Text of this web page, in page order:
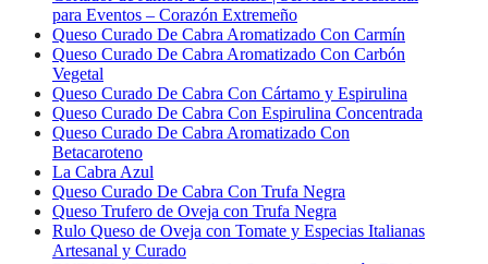
para Eventos – Corazón Extremeño
Queso Curado De Cabra Aromatizado Con Carmín
Queso Curado De Cabra Aromatizado Con Carbón
Vegetal
Queso Curado De Cabra Con Cártamo y Espirulina
Queso Curado De Cabra Con Espirulina Concentrada
Queso Curado De Cabra Aromatizado Con
Betacaroteno
La Cabra Azul
Queso Curado De Cabra Con Trufa Negra
Queso Trufero de Oveja con Trufa Negra
Rulo Queso de Oveja con Tomate y Especias Italianas
Artesanal y Curado